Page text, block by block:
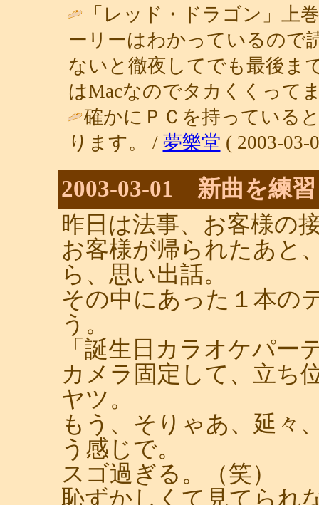
「レッド・ドラゴン」上
ーリーはわかっているので
ないと徹夜してでも最後
はMacなのでタカくくって
確かにＰＣを持っている
ります。 / 夢樂堂 ( 2003-03-
2003-03-01 新曲を練
昨日は法事、お客様の
お客様が帰られたあと
ら、思い出話。
その中にあった１本の
う。
「誕生日カラオケパー
カメラ固定して、立ち
ヤツ。
もう、そりゃあ、延々
う感じで。
スゴ過ぎる。（笑）
恥ずかしくて見てられ